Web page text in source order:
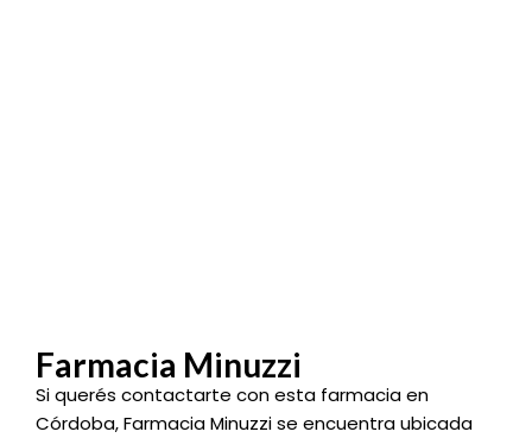
Farmacia Minuzzi
Si querés contactarte con esta farmacia en
Córdoba, Farmacia Minuzzi se encuentra ubicada